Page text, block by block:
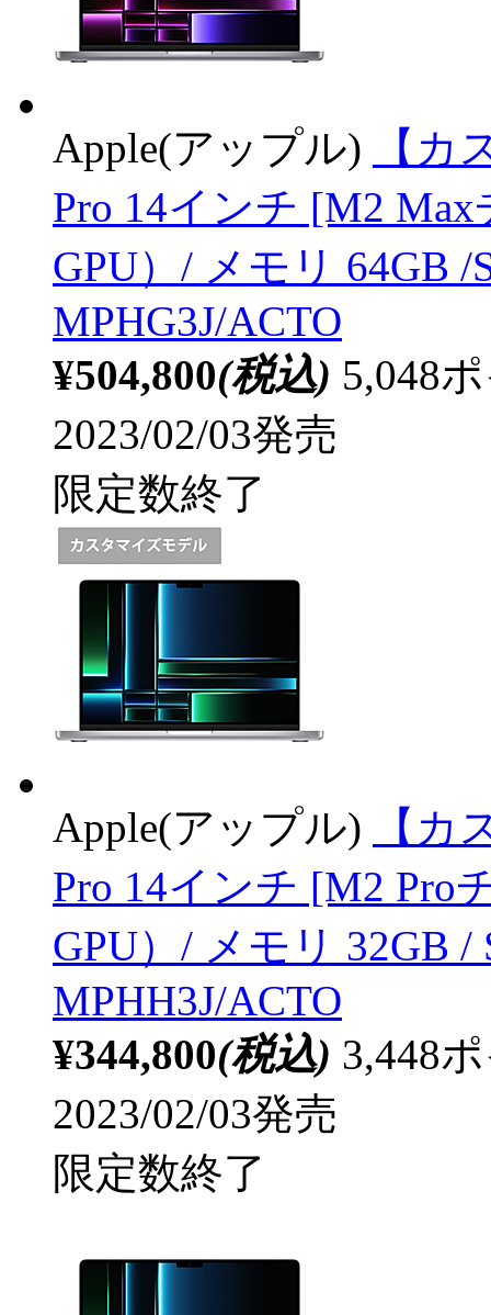
Apple(アップル)
【カ
Pro 14インチ [M2
GPU）/ メモリ 64GB
MPHG3J/ACTO
¥504,800(税込) 5,048
2023/02/03発売
限定数終了
Apple(アップル)
【カ
Pro 14インチ [M2 Pro
GPU）/ メモリ 32GB /
MPHH3J/ACTO
¥344,800(税込) 3,448
2023/02/03発売
限定数終了